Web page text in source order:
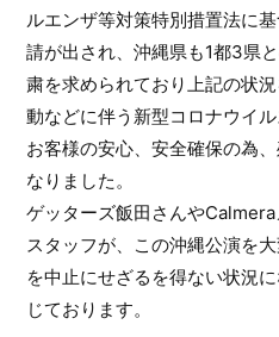
ルエンザ等対策特別措置法に
請が出され、沖縄県も1都3県
粛を求められており上記の状
動などに伴う新型コロナウイ
お客様の安心、安全確保の為
なりました。
ゲッターズ飯田さんや
スタッフが、この沖縄公演を
を中止にせざるを得ない状況
じております。